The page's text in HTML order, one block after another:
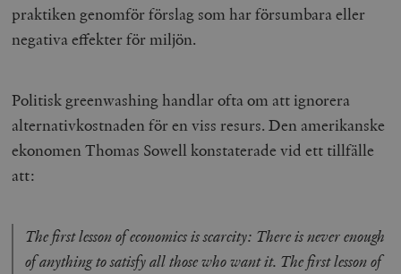
praktiken genomför förslag som har försumbara eller
negativa effekter för miljön.
Politisk greenwashing handlar ofta om att ignorera
alternativkostnaden för en viss resurs. Den amerikanske
ekonomen Thomas Sowell konstaterade vid ett tillfälle
att:
The first lesson of economics is scarcity: There is never enough
of anything to satisfy all those who want it. The first lesson of